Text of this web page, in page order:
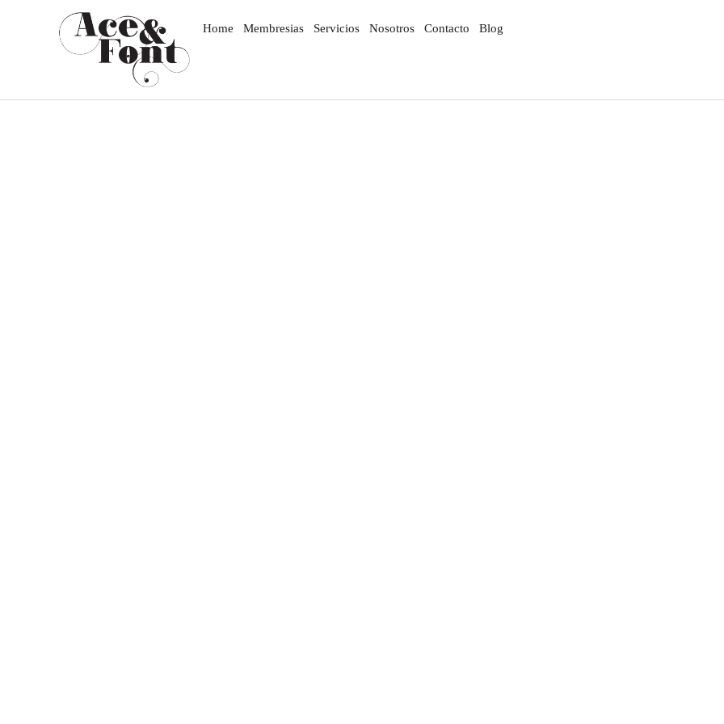
Home Membresias Servicios Nosotros Contacto Blog